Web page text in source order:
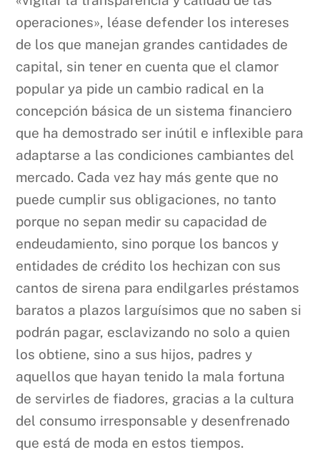
operaciones», léase defender los intereses
de los que manejan grandes cantidades de
capital, sin tener en cuenta que el clamor
popular ya pide un cambio radical en la
concepción básica de un sistema financiero
que ha demostrado ser inútil e inflexible para
adaptarse a las condiciones cambiantes del
mercado. Cada vez hay más gente que no
puede cumplir sus obligaciones, no tanto
porque no sepan medir su capacidad de
endeudamiento, sino porque los bancos y
entidades de crédito los hechizan con sus
cantos de sirena para endilgarles préstamos
baratos a plazos larguísimos que no saben si
podrán pagar, esclavizando no solo a quien
los obtiene, sino a sus hijos, padres y
aquellos que hayan tenido la mala fortuna
de servirles de fiadores, gracias a la cultura
del consumo irresponsable y desenfrenado
que está de moda en estos tiempos.